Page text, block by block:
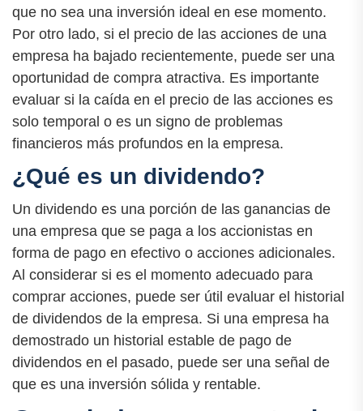
que no sea una inversión ideal en ese momento.
Por otro lado, si el precio de las acciones de una
empresa ha bajado recientemente, puede ser una
oportunidad de compra atractiva. Es importante
evaluar si la caída en el precio de las acciones es
solo temporal o es un signo de problemas
financieros más profundos en la empresa.
¿Qué es un dividendo?
Un dividendo es una porción de las ganancias de
una empresa que se paga a los accionistas en
forma de pago en efectivo o acciones adicionales.
Al considerar si es el momento adecuado para
comprar acciones, puede ser útil evaluar el historial
de dividendos de la empresa. Si una empresa ha
demostrado un historial estable de pago de
dividendos en el pasado, puede ser una señal de
que es una inversión sólida y rentable.